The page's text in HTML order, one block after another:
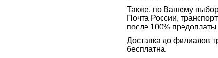
Также, по Вашему
Почта России,
после 100% предоплаты
Доставка до филиалов
бесплатна.